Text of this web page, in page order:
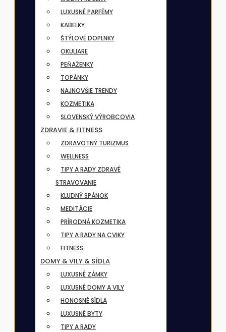
LUXUSNÉ PARFÉMY
KABELKY
ŠTÝLOVÉ DOPLNKY
OKULIARE
PEŇAŽENKY
TOPÁNKY
NAJNOVŠIE TRENDY
KOZMETIKA
SLOVENSKÝ VÝROBCOVIA
ZDRAVIE & FITNESS
ZDRAVOTNÝ TURIZMUS
WELLNESS
TIPY A RADY ZDRAVÉ
STRAVOVANIE
KLUDNÝ SPÁNOK
MEDITÁCIE
PRÍRODNÁ KOZMETIKA
TIPY A RADY NA CVIKY
FITNESS
DOMY & VILY & SÍDLA
LUXUSNÉ ZÁMKY
LUXUSNÉ DOMY A VILY
HONOSNÉ SÍDLA
LUXUSNÉ BYTY
TIPY A RADY